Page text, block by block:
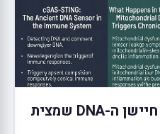
מסלול cGAS-STING: חיישן ה-DNA שמצית